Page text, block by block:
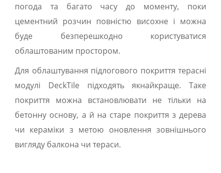
погода та багато часу до моменту, поки
цементний розчин повністю висохне і можна
буде безперешкодно користуватися
облаштованим простором.
Для облаштування підлогового покриття терасні
модулі DeckTile підходять якнайкраще. Таке
покриття можна встановлювати не тільки на
бетонну основу, а й на старе покриття з дерева
чи кераміки з метою оновлення зовнішнього
вигляду балкона чи тераси.